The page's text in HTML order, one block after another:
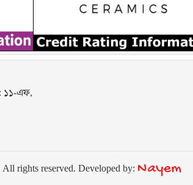
১১-এফ,
rights reserved. Developed by: Nayem